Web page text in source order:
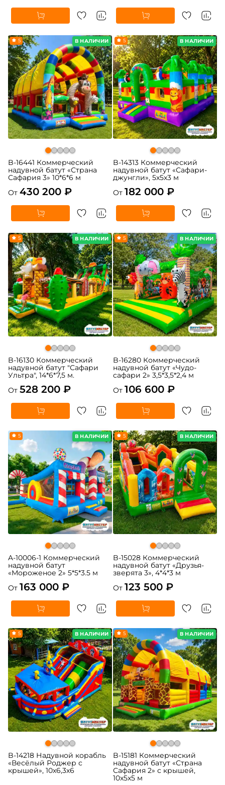
В НАЛИЧИИ
5
B-16441 Коммерческий
надувной батут «Страна
Сафария 3» 10*6*6 м
От 430 200 ₽
В НАЛИЧИИ
5
B-14313 Коммерческий
надувной батут «Сафари-
джунгли», 5x5x3 м
От 182 000 ₽
В НАЛИЧИИ
5
B-16130 Коммерческий
надувной батут "Сафари
Ультра", 14*6*7,5 м.
От 528 200 ₽
В НАЛИЧИИ
5
B-16280 Коммерческий
надувной батут «Чудо-
сафари 2» 3,5*3,5*2,4 м
От 106 600 ₽
В НАЛИЧИИ
5
A-10006-1 Коммерческий
надувной батут
«Мороженое 2» 5*5*3.5 м
От 163 000 ₽
В НАЛИЧИИ
5
B-15028 Коммерческий
надувной батут «Друзья-
зверята 3», 4*4*3 м
От 123 500 ₽
В НАЛИЧИИ
5
B-14218 Надувной корабль
«Весёлый Роджер с
крышей», 10х6,3х6
В НАЛИЧИИ
5
B-15181 Коммерческий
надувной батут «Страна
Сафария 2» с крышей,
10x5x5 м